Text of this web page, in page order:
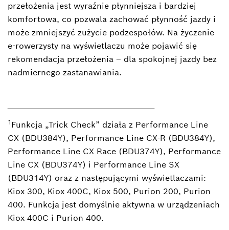
przełożenia jest wyraźnie płynniejsza i bardziej
komfortowa, co pozwala zachować płynność jazdy i
może zmniejszyć zużycie podzespołów. Na życzenie
e-rowerzysty na wyświetlaczu może pojawić się
rekomendacja przełożenia – dla spokojnej jazdy bez
nadmiernego zastanawiania.
1 Funkcja „Trick Check” działa z Performance Line
CX (BDU384Y), Performance Line CX-R (BDU384Y),
Performance Line CX Race (BDU374Y), Performance
Line CX (BDU374Y) i Performance Line SX
(BDU314Y) oraz z następującymi wyświetlaczami:
Kiox 300, Kiox 400C, Kiox 500, Purion 200, Purion
400. Funkcja jest domyślnie aktywna w urządzeniach
Kiox 400C i Purion 400.